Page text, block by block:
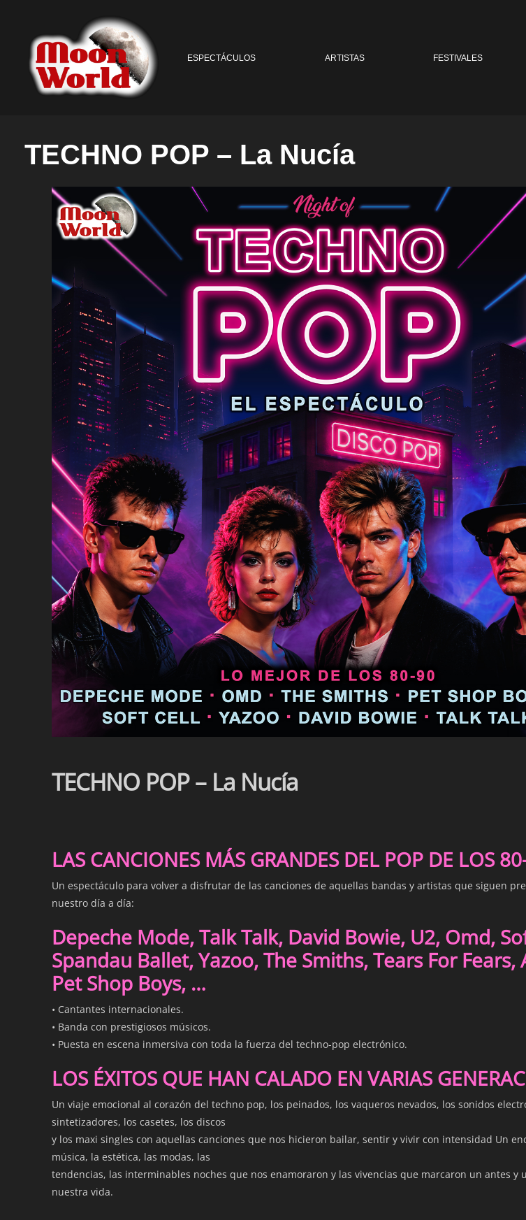
ESPECTÁCULOS ARTISTAS FESTIVALES
TECHNO POP – La Nucía
TECHNO POP – La Nucía
LAS CANCIONES MÁS GRANDES DEL POP DE LOS
Un espectáculo para volver a disfrutar de las canciones de aquellas bandas y artistas que siguen
nuestro día a día:
Depeche Mode, Talk Talk, David Bowie, U2, Omd,
Spandau Ballet, Yazoo, The Smiths, Tears For Fears,
Pet Shop Boys, …
• Cantantes internacionales.
• Banda con prestigiosos músicos.
• Puesta en escena inmersiva con toda la fuerza del techno-pop electrónico.
LOS ÉXITOS QUE HAN CALADO EN VARIAS
Un viaje emocional al corazón del techno pop, los peinados, los vaqueros nevados, los sonidos
sintetizadores, los casetes, los discos
y los maxi singles con aquellas canciones que nos hicieron bailar, sentir y vivir con intensidad Un
música, la estética, las modas, las
tendencias, las interminables noches que nos enamoraron y las vivencias que marcaron un antes y
nuestra vida.